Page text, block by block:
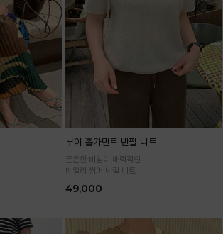
루이 홀가먼트 반팔 니트
은은한 비침이 매력적인
데일리 썸머 반팔 니트
49,000